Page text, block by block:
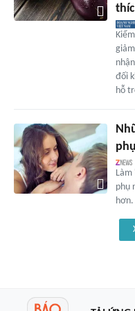
đối
hỗ
phụ
hơn.